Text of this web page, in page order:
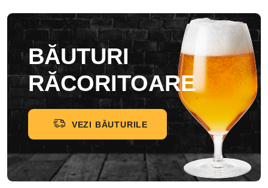
BĂUTURI
RĂCORITOARE
VEZI BĂUTURILE